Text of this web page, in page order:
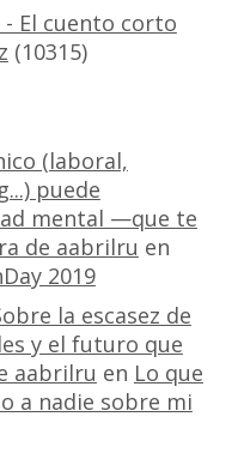
El cuento corto
(10315)
(laboral,
puede
mental —que te
de aabrilru en
2019
la escasez de
y el futuro que
aabrilru en Lo que
a nadie sobre mi